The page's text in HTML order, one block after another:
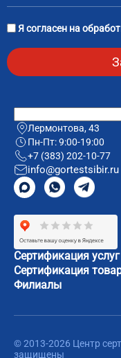
Я согласен на
Сертификация услуг
Сертификация
Филиалы
Лермонтова, 43
Пн-Пт: 9:00-19:00
+7 (383) 202-10-77
info@gortestsibir.ru
© 2013-2026 Центр
защищены